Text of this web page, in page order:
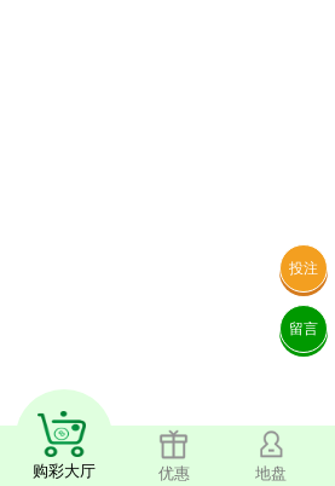
购彩大厅 优惠 地盘
投注
留言